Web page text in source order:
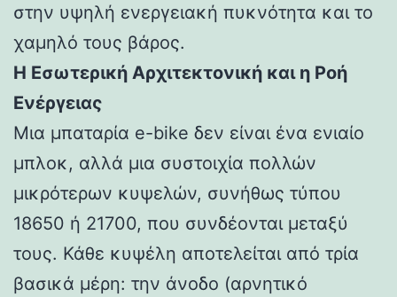
στην υψηλή ενεργειακή πυκνότητα και το
χαμηλό τους βάρος.
Η Εσωτερική Αρχιτεκτονική και η Ροή
Ενέργειας
Μια μπαταρία e-bike δεν είναι ένα ενιαίο
μπλοκ, αλλά μια συστοιχία πολλών
μικρότερων κυψελών, συνήθως τύπου
18650 ή 21700, που συνδέονται μεταξύ
τους. Κάθε κυψέλη αποτελείται από τρία
βασικά μέρη: την άνοδο (αρνητικό